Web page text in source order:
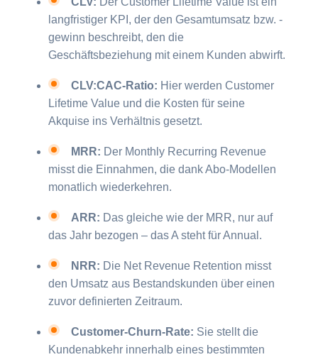
langfristiger KPI, der den Gesamtumsatz bzw. -
gewinn beschreibt, den die
Geschäftsbeziehung mit einem Kunden abwirft.
CLV:CAC-Ratio: Hier werden Customer
Lifetime Value und die Kosten für seine
Akquise ins Verhältnis gesetzt.
MRR: Der Monthly Recurring Revenue
misst die Einnahmen, die dank Abo-Modellen
monatlich wiederkehren.
ARR: Das gleiche wie der MRR, nur auf
das Jahr bezogen – das A steht für Annual.
NRR: Die Net Revenue Retention misst
den Umsatz aus Bestandskunden über einen
zuvor definierten Zeitraum.
Customer-Churn-Rate: Sie stellt die
Kundenabkehr innerhalb eines bestimmten